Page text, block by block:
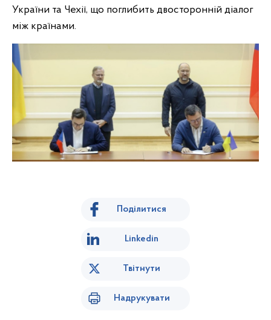
України та Чехії, що поглибить двосторонній діалог
між країнами.
Поділитися
Linkedin
Твітнути
Надрукувати